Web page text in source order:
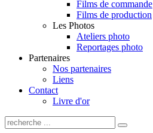
Films de commande
Films de production
Les Photos
Ateliers photo
Reportages photo
Partenaires
Nos partenaires
Liens
Contact
Livre d'or